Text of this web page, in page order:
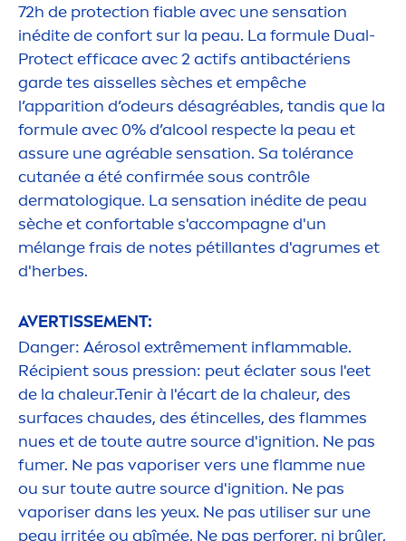
72h de protection fiable avec unesensation
inédite de confort sur la peau. La formule Dual-
Protectefficace avec 2 actifs antibactériens
garde tes aisselles sèches et empêche
l’apparition d’odeurs désagréables, tandis que la
formule avec 0% d’alcool respecte la peau et
assure une agréablesensation. Sa tolérance
cutanée a été confirmée sous contrôle
dermatologique. La sensation inédite de peau
sèche et confortable s'accompagne d'un
mélange frais de notes pétillantes d'agrumes et
d'herbes.
AVERTISSEMENT:
Danger: Aérosol extrêmement inflammable.
Récipient sous pression: peut éclater sous l'eet
de la chaleur.Tenir à l'écart de la chaleur, des
surfaces chaudes, des étincelles, des flammes
nues et de toute autre source d'ignition. Ne pas
fumer. Ne pas vaporiser vers une flamme nue
ou sur toute autre source d'ignition. Ne pas
vaporiser dans les yeux. Ne pas utiliser sur une
peau irritée ou abîmée. Ne pas perforer, ni brûler,